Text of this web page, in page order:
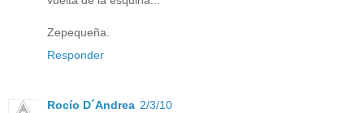
Zepequeña.
Responder
Rocío D´Andrea 2/3/10